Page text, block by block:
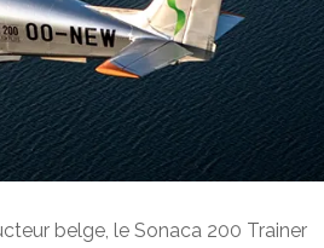
belge, le Sonaca 200 Trainer